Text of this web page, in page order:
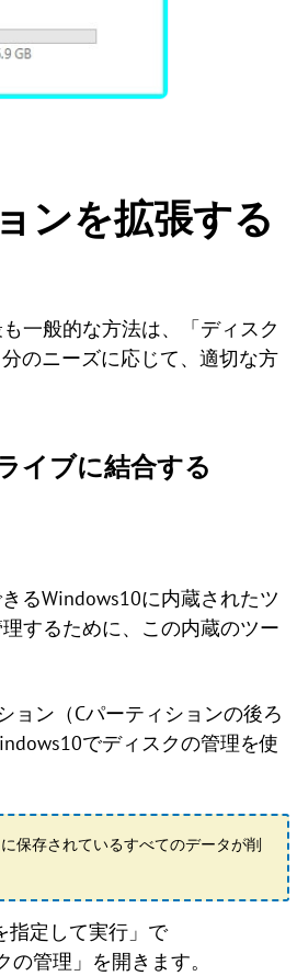
ンを拡張する
一般的な方法は、「ディスク
のニーズに応じて、適切な方
イブに結合する
るWindows10に内蔵されたツ
するために、この内蔵のツー
ョン（Cパーティションの後ろ
でディスクの管理を使
保存されているすべてのデータが削
指定して実行」で
管理」を開きます。